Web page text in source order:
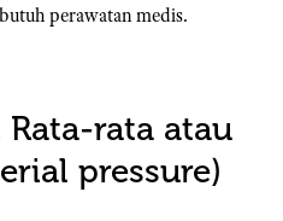
perawatan medis.
rata atau
pressure)